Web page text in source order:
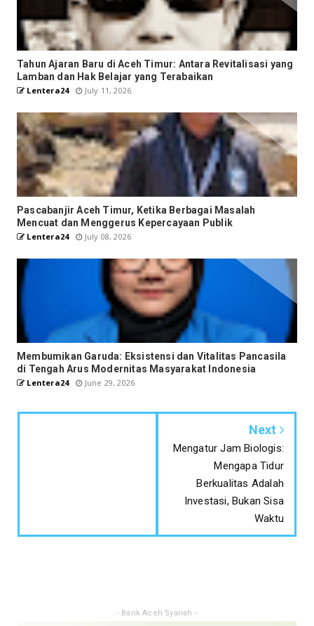
Tahun Ajaran Baru di Aceh Timur: Antara Revitalisasi yang
Lamban dan Hak Belajar yang Terabaikan
Lentera24 July 11, 2026
Pascabanjir Aceh Timur, Ketika Berbagai Masalah
Mencuat dan Menggerus Kepercayaan Publik
Lentera24 July 08, 2026
Membumikan Garuda: Eksistensi dan Vitalitas Pancasila
di Tengah Arus Modernitas Masyarakat Indonesia
Lentera24 June 29, 2026
Next
Mengatur Jam Biologis:
Mengapa Tidur
Berkualitas Adalah
Investasi, Bukan Sisa
Waktu
- Bank Aceh Syariah -